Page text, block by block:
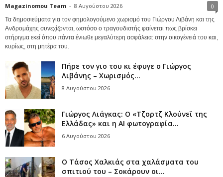
Magazinomou Team - 8 Αυγούστου 2026 0
Τα δημοσιεύματα για τον φημολογούμενο χωρισμό του Γιώργου Λιβάνη και της
Ανδρομάχης συνεχίζονται, ωστόσο ο τραγουδιστής φαίνεται πως βρίσκει
στήριγμα εκεί όπου πάντα ένιωθε μεγαλύτερη ασφάλεια: στην οικογένειά του και,
κυρίως, στη μητέρα του.
Πήρε τον γιο του κι έφυγε ο Γιώργος
Λιβάνης – Χωρισμός...
8 Αυγούστου 2026
Γιώργος Λιάγκας: Ο «Τζορτζ Κλούνεϊ της
Ελλάδας» και η AI φωτογραφία...
6 Αυγούστου 2026
Ο Τάσος Χαλκιάς στα χαλάσματα του
σπιτιού του – Σοκάρουν οι...